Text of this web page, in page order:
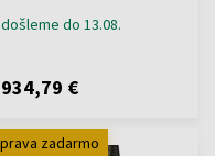
do 13.08.
€
zadarmo